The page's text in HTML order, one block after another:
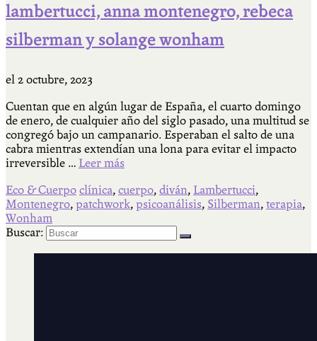
lambertucci, anna montenegro, rebeca
silberman y solange wonham
el 2 octubre, 2023
Cuentan que en algún lugar de España, el cuarto domingo
de enero, de cualquier año del siglo pasado, una multitud se
congregó bajo un campanario. Esperaban el salto de una
cabra mientras extendían una lona para evitar el impacto
irreversible … Leer más
Eco & Cuerpo clínica, cuerpo, diván, Lambertucci,
Montenegro, patchwork, psicoanálisis, Silberman, terapia,
Wonham
Buscar: